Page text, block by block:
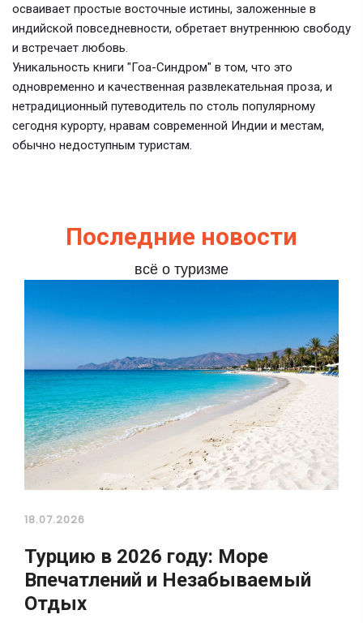
осваивает простые восточные истины, заложенные в
индийской повседневности, обретает внутреннюю свободу
и встречает любовь.
Уникальность книги "Гоа-Синдром" в том, что это
одновременно и качественная развлекательная проза, и
нетрадиционный путеводитель по столь популярному
сегодня курорту, нравам современной Индии и местам,
обычно недоступным туристам.
Последние новости
всё о туризме
18.07.2026
Турцию в 2026 году: Море
Впечатлений и Незабываемый
Отдых